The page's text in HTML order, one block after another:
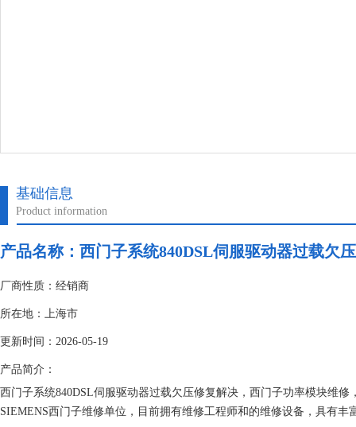
基础信息
Product information
产品名称： 西门子系统840DSL伺服驱动器过载欠压
厂商性质：经销商
所在地：上海市
更新时间：2026-05-19
产品简介：
西门子系统840DSL伺服驱动器过载欠压修复解决，西门子功率模块维
SIEMENS西门子维修单位，目前拥有维修工程师和的维修设备，具有